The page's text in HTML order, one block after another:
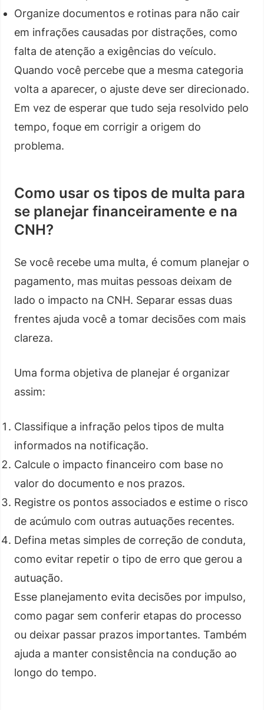
Organize documentos e rotinas para não cair
em infrações causadas por distrações, como
falta de atenção a exigências do veículo.
Quando você percebe que a mesma categoria
volta a aparecer, o ajuste deve ser direcionado.
Em vez de esperar que tudo seja resolvido pelo
tempo, foque em corrigir a origem do
problema.
Como usar os tipos de multa para
se planejar financeiramente e na
CNH?
Se você recebe uma multa, é comum planejar o
pagamento, mas muitas pessoas deixam de
lado o impacto na CNH. Separar essas duas
frentes ajuda você a tomar decisões com mais
clareza.
Uma forma objetiva de planejar é organizar
assim:
Classifique a infração pelos tipos de multa
informados na notificação.
Calcule o impacto financeiro com base no
valor do documento e nos prazos.
Registre os pontos associados e estime o risco
de acúmulo com outras autuações recentes.
Defina metas simples de correção de conduta,
como evitar repetir o tipo de erro que gerou a
autuação.
Esse planejamento evita decisões por impulso,
como pagar sem conferir etapas do processo
ou deixar passar prazos importantes. Também
ajuda a manter consistência na condução ao
longo do tempo.